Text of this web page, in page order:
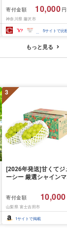
約 1,000g (約 100g ×
切) 西京味噌 西京みそ
噌漬け みそ 味噌 鮮魚
介 銀だら 銀ダラ ギン
ラ ぎんだら 鱈 タラ 魚
西京焼き 西京漬 西京
き 冷凍 厳選 鮮魚 漬け
漬魚 新鮮 小分け 人気
南 藤沢
寄付金額 10,000
神奈川県 藤沢市
5サイトで比
もっと見る
3
[2026年発送]甘くてジ
ーシー 厳選シャインマ
月前半(1〜15日)から
月下旬までの発送) フ
ーツ ぶどう 果物 山梨
産 2026 旬 大粒 高級
寄付金額 10,000
山梨県 富士吉田市
1サイトで掲載